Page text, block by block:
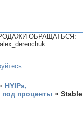
ОБРАЩАТЬСЯ:
HYIPs,
проценты »Stable